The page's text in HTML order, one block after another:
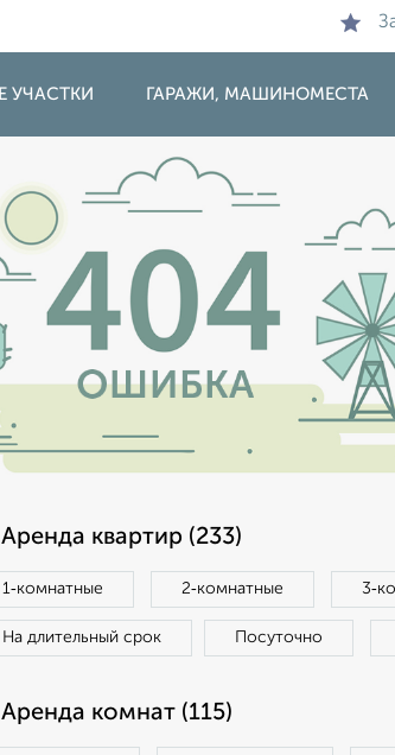
УЧАСТКИ ГАРАЖИ, МАШИНОМЕСТА
Аренда квартир (233)
1‑комнатные 2‑комнатные
На длительный срок Посуточно
Аренда комнат (115)